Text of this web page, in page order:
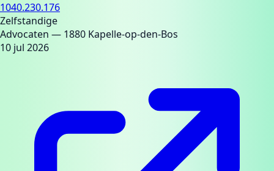
1040.230.176
Zelfstandige
Advocaten — 1880 Kapelle-op-den-Bos
10 jul 2026